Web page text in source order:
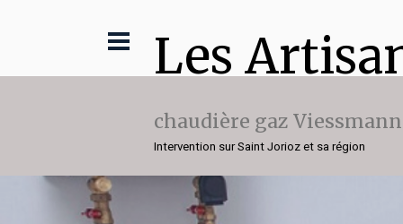
Les
chaudière gaz Viessmann
Intervention sur Saint Jorioz et sa région